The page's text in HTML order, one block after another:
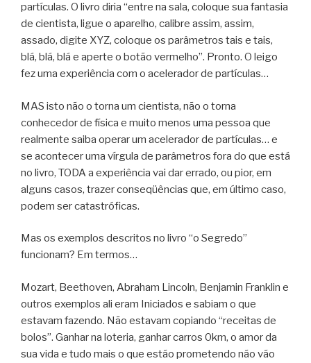
partículas. O livro diria “entre na sala, coloque sua fantasia
de cientista, ligue o aparelho, calibre assim, assim,
assado, digite XYZ, coloque os parâmetros tais e tais,
blá, blá, blá e aperte o botão vermelho”. Pronto. O leigo
fez uma experiência com o acelerador de partículas…
MAS isto não o torna um cientista, não o torna
conhecedor de física e muito menos uma pessoa que
realmente saiba operar um acelerador de partículas… e
se acontecer uma vírgula de parâmetros fora do que está
no livro, TODA a experiência vai dar errado, ou pior, em
alguns casos, trazer conseqüências que, em último caso,
podem ser catastróficas.
Mas os exemplos descritos no livro “o Segredo”
funcionam? Em termos…
Mozart, Beethoven, Abraham Lincoln, Benjamin Franklin e
outros exemplos ali eram Iniciados e sabiam o que
estavam fazendo. Não estavam copiando “receitas de
bolos”. Ganhar na loteria, ganhar carros 0km, o amor da
sua vida e tudo mais o que estão prometendo não vão